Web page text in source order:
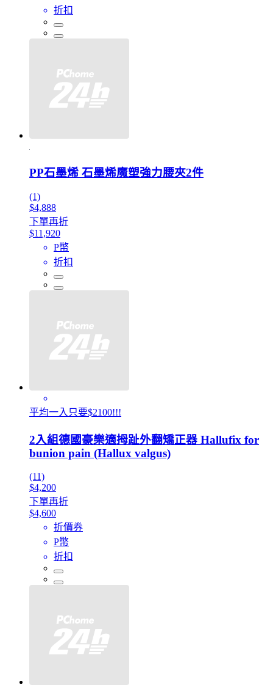
折扣
PP石墨烯 石墨烯魔塑強力腰夾2件
(1)
$4,888
下單再折
$11,920
P幣
折扣
平均一入只要$2100!!!
2入組德國豪樂適拇趾外翻矯正器 Hallufix for
bunion pain (Hallux valgus)
(11)
$4,200
下單再折
$4,600
折價券
P幣
折扣